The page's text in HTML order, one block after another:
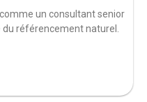
un consultant senior
référencement naturel.